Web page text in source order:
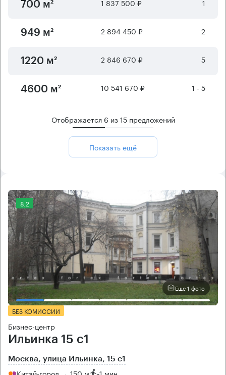
700 м² 1 837 500 ₽ 1
949 м² 2 894 450 ₽ 2
1220 м² 2 846 670 ₽ 5
4600 м² 10 541 670 ₽ 1 - 5
Отображается 6 из15предложений
Показать ещё
8.2
Еще 1 фото
БЕЗ КОМИССИИ
Бизнес-центр
Ильинка 15 с1
Москва, улица Ильинка, 15 с1